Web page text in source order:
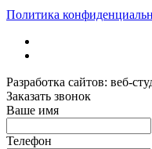
Политика
Разработка сайтов: веб-
Заказать звонок
Ваше имя
Телефон